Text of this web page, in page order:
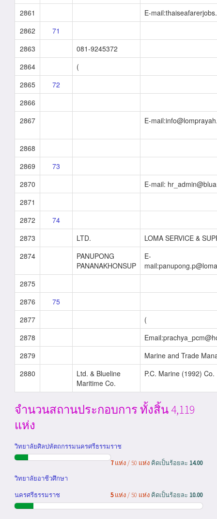
2861
E-
2862
71
2863
081-9245372
2864
(
2865
72
2866
2867
E-
2868
2869
73
2870
E-mail:
2871
2872
74
2873
LTD.
LOMA SERVICE &
2874
PANUPONG
PANANAKHONSUP
E-
2875
2876
75
2877
(
2878
2879
Marine and Trade
2880
Ltd. & Blueline
Maritime Co.
P.C. Marine (1992) Co.
จำนวนสถานประกอบการ ทั้งสิ้น 4,119
แห่ง
วิทยาลัยศิลปหัตถกรรมนครศรีธรรมราช
7แห่ง / 50 แห่ง คิดเป็นร้อยละ 14.00
วิทยาลัยอาชีวศึกษา
นครศรีธรรมราช
5แห่ง / 50 แห่ง คิดเป็นร้อยละ 10.00